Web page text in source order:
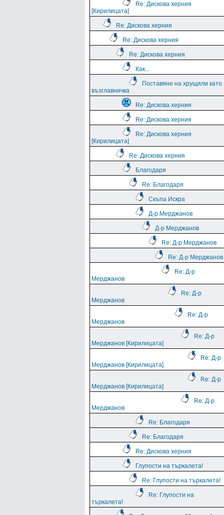
Re: Дискова херния
[Кирилицата]
Re: Дискова херния
Re: Дискова херния
Re: Дискова херния
Как...
Поставяне на хрущяли като
възглавничка
Re: Дискова херния
Re: Дискова херния
Re: Дискова херния
[Кирилицата]
Re: Дискова херния
Благодаря
Re: Благодаря
Скъпа Искра
Д-р Мерджанов
Д-р Мерджанов
Re: Д-р Мерджанов
Re: Д-р Мерджанов
Re: Д-р
Мерджанов
Re: Д-р
Мерджанов
Re: Д-р
Мерджанов
Re: Д-р
Мерджанов [Кирилицата]
Re: Д-р
Мерджанов [Кирилицата]
Re: Д-р
Мерджанов [Кирилицата]
Re: Д-р
Мерджанов
Re: Благодаря
Re: Благодаря
Re: Дискова херния
Глупости на търкалета!
Re: Глупости на търкалета!
Re: Глупости на
търкалета!